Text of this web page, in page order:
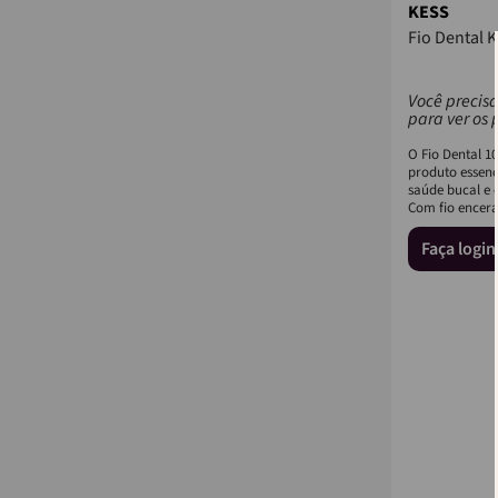
KESS
Fio Dental
Você
para ver os
O Fio Dental
produto
saúde bucal e
Com fio
Faça